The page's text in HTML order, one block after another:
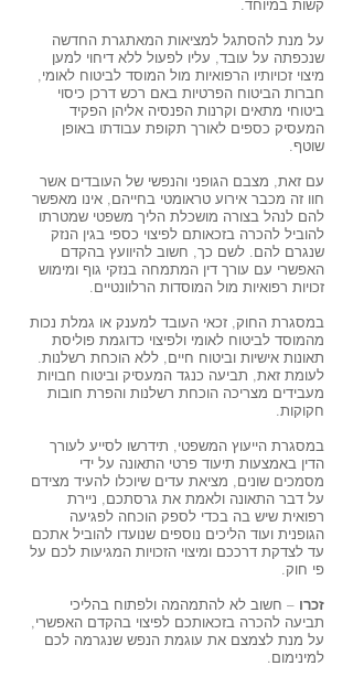
קשות במיוחד.
על מנת להסתגל למציאות המאתגרת החדשה
שנכפתה על עובד, עליו לפעול ללא דיחוי למען
מיצוי זכויותיו הרפואיות מול המוסד לביטוח לאומי,
חברות הביטוח הפרטיות באם רכש דרכן כיסוי
ביטוחי מתאים וקרנות הפנסיה אליהן הפקיד
המעסיק כספים לאורך תקופת עבודתו באופן
שוטף.
עם זאת, מצבם הגופני והנפשי של העובדים אשר
חוו זה מכבר אירוע טראומטי בחייהם, אינו מאפשר
להם לנהל בצורה מושכלת הליך משפטי שמטרתו
להוביל להכרה בזכאותם לפיצוי כספי בגין הנזק
שנגרם להם. לשם כך, חשוב להיוועץ בהקדם
האפשרי עם עורך דין המתמחה בנזקי גוף ומימוש
זכויות רפואיות מול המוסדות הרלוונטיים.
במסגרת החוק, זכאי העובד למענק או גמלת נכות
מהמוסד לביטוח לאומי ולפיצוי כדוגמת פוליסת
תאונות אישיות וביטוח חיים, ללא הוכחת רשלנות.
לעומת זאת, תביעה כנגד המעסיק וביטוח חבויות
מעבידים מצריכה הוכחת רשלנות והפרת חובות
חקוקות.
במסגרת הייעוץ המשפטי, תידרשו לסייע לעורך
הדין באמצעות תיעוד פרטי התאונה על ידי
מסמכים שונים, מציאת עדים שיוכלו להעיד מצידם
על דבר התאונה ולאמת את גרסתכם, ניירת
רפואית שיש בה בכדי לספק הוכחה לפגיעה
הגופנית ועוד הליכים נוספים שנועדו להוביל אתכם
עד לצדקת דרככם ומיצוי הזכויות המגיעות לכם על
פי חוק.
זכרו – חשוב לא להתמהמה ולפתוח בהליכי
תביעה להכרה בזכאותכם לפיצוי בהקדם האפשרי,
על מנת לצמצם את עוגמת הנפש שנגרמה לכם
למינימום.